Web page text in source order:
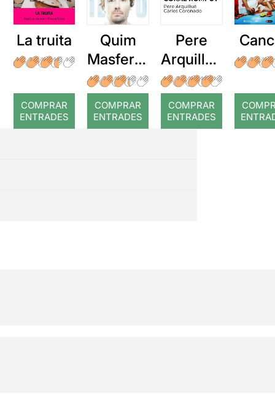
La truita
COMPRAR
ENTRADES
Quim
Masferre
r: Temps
COMPRAR
ENTRADES
Pere
Arquillué
: Coral
romput
COMPRAR
ENTRADES